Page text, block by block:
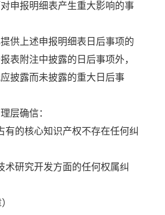
申报明细表产生重大影响的事
上述申报明细表日后事项的
表附注中披露的日后事项外，
披露而未披露的重大日后事
确信：
的核心知识产权不存在任何纠
研究开发方面的任何权属纠